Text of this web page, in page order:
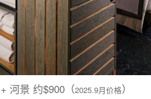
河景 约$900（2025.9月价格）